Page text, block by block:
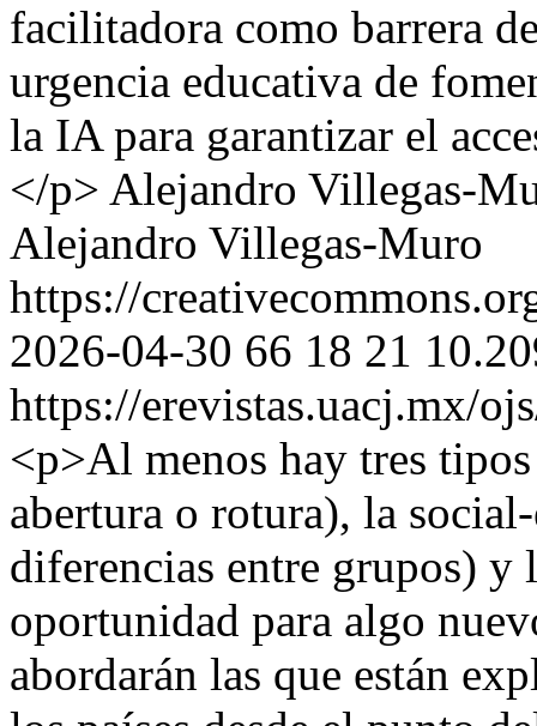
facilitadora como barrera
urgencia educativa de
la IA para garantizar el
</p> Alejandro Villegas-
Alejandro Villegas-Muro
https://
2026-04-30 66 18 21
https://erevistas.uacj.mx/
<p>Al menos hay tres
abertura o rotura), la
diferencias entre grupos)
oportunidad para algo
abordarán las que están